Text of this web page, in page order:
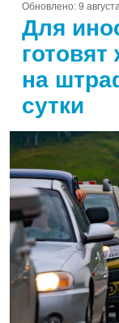
Обновлено: 9
Для
на
сутки